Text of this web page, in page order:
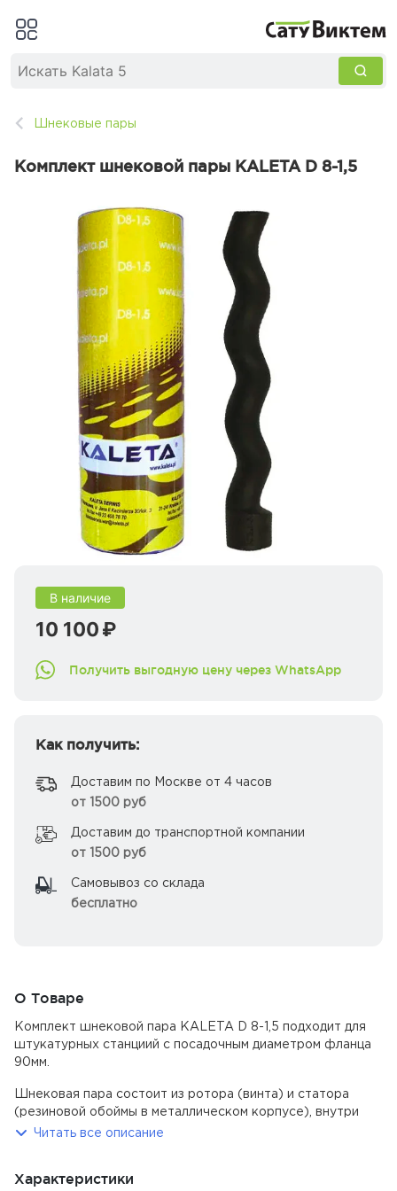
Шнековые пары
Комплект шнековой пары KALETA D 8-1,5
В наличие
10 100 ₽
Получить выгодную цену через WhatsApp
Как получить:
Доставим по Москве от 4 часов
от 1500 руб
Доставим до транспортной компании
от 1500 руб
Самовывоз со склада
бесплатно
О Товаре
Комплект шнековой пара KALETA D 8-1,5 подходит для
штукатурных станциий с посадочным диаметром фланца
90мм.
Шнековая пара состоит из ротора (винта) и статора
(резиновой обоймы в металлическом корпусе), внутри
которого вращается ротор. Ротор очень плотно
до 40 бар. При вращении ротора он двигается не только
Читать все описание
Характеристики